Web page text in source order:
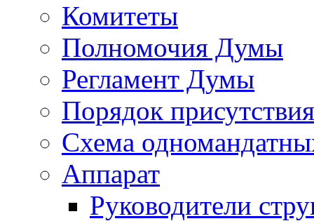
Комитеты
Полномочия Думы
Регламент Думы
Порядок
Схема
Аппарат
Руководители